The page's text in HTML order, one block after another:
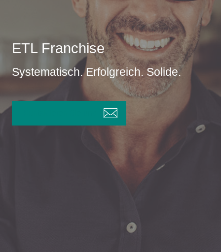
ETL Franchise
Systematisch. Erfolgreich. Solide.